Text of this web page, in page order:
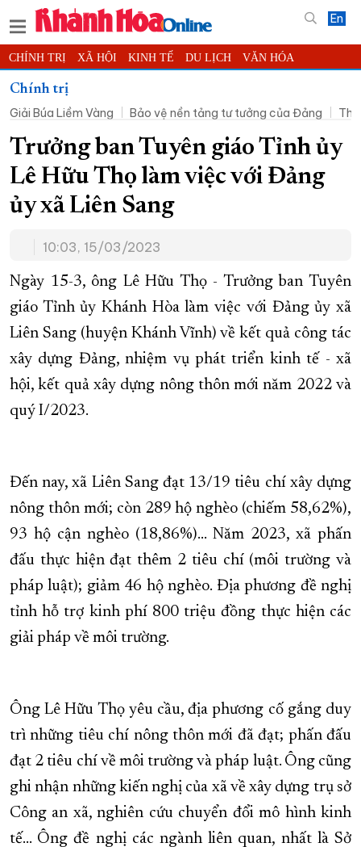
En
CHÍNH TRỊ XÃ HỘI KINH TẾ DU LỊCH VĂN HÓA
THỂ THAO
KHOA HỌC - CÔNG NGHỆ PHÁP LUẬT BẠN ĐỌC PHÓNG SỰ
THẾ GIỚI MULTIMEDIA VIDEO ĐỌC BÁO ONLINE
PODCAST THÔNG TIN - QUẢNG CÁO
QUY HOẠCH TỈNH KHÁNH HÒA
CHUNG TAY CẢI CÁCH HÀNH CHÍNH
XÂY DỰNG NÔNG THÔN MỚI LỊCH CẮT ĐIỆN
TÀU - XE - MÁY BAY
KỶ NIỆM 370 NĂM XÂY DỰNG VÀ PHÁT TRIỂN TỈNH KHÁNH HÒA
KHOẢNH KHẮC ĐẸP XỨ TRẦM
XÂY DỰNG KHÁNH HÒA TRỞ THÀNH THÀNH PHỐ TRỰC THUỘC
ĐẠI HỘI ĐẢNG CÁC CẤP
Chính trị
Giải Búa Liềm Vàng
Bảo vệ nền tảng tư tưởng của Đảng
Trưởng ban Tuyên giáo Tỉnh ủy
Lê Hữu Thọ làm việc với Đảng
ủy xã Liên Sang
10:03, 15/03/2023
Ngày 15-3, ông Lê Hữu Thọ - Trưởng ban Tuyên
giáo Tỉnh ủy Khánh Hòa làm việc với Đảng ủy xã
Liên Sang (huyện Khánh Vĩnh) về kết quả công tác
xây dựng Đảng, nhiệm vụ phát triển kinh tế - xã
hội, kết quả xây dựng nông thôn mới năm 2022 và
quý I/2023.
Đến nay, xã Liên Sang đạt 13/19 tiêu chí xây dựng
nông thôn mới; còn 289 hộ nghèo (chiếm 58,62%),
93 hộ cận nghèo (18,86%)... Năm 2023, xã phấn
đấu thực hiện đạt thêm 2 tiêu chí (môi trường và
pháp luật); giảm 46 hộ nghèo. Địa phương đề nghị
tỉnh hỗ trợ kinh phí 800 triệu đồng thực hiện các
giải pháp về môi trường.
Ông Lê Hữu Thọ yêu cầu, địa phương cố gắng duy
trì những tiêu chí nông thôn mới đã đạt; phấn đấu
đạt 2 tiêu chí về môi trường và pháp luật. Ông cũng
ghi nhận những kiến nghị của xã về xây dựng trụ sở
Công an xã, nghiên cứu chuyển đổi mô hình kinh
tế… Ông đề nghị các ngành liên quan, nhất là Sở